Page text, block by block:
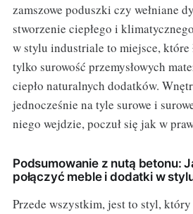
zamszowe poduszki czy wełniane
stworzenie ciepłego i
w stylu industriale to miejsce, które
tylko surowość przemysłowych
ciepło naturalnych dodatków.
jednocześnie na tyle surowe i
niego wejdzie, poczuł się jak w
Podsumowanie z nutą betonu:
połączyć meble i dodatki w
Przede wszystkim, jest to styl,